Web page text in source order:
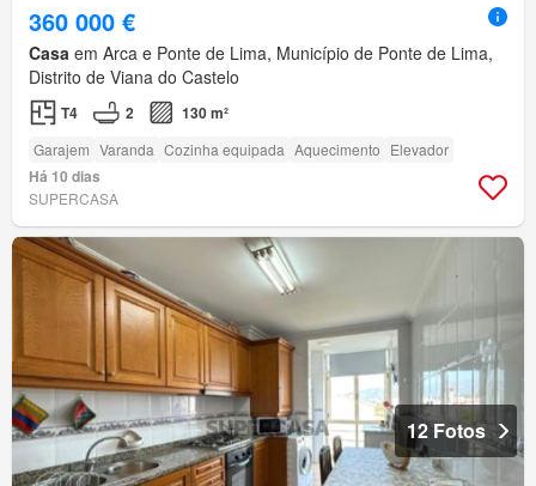
360 000 €
Casa em Arca e Ponte de Lima, Município de Ponte de Lima,
Distrito de Viana do Castelo
T4 2 130 m²
Garajem Varanda Cozinha equipada Aquecimento Elevador
Há 10 dias
SUPERCASA
12 Fotos